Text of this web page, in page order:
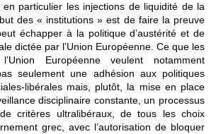
particulier les injections de liquidité de la
des « institutions » est de faire la preuve
échapper à la politique d’austérité et de
dictée par l’Union Européenne. Ce que les
Européenne veulent notamment
seulement une adhésion aux politiques
libérales mais, plutôt, la mise en place
disciplinaire constante, un processus
de critères ultralibéraux, de tous les choix
grec, avec l’autorisation de bloquer